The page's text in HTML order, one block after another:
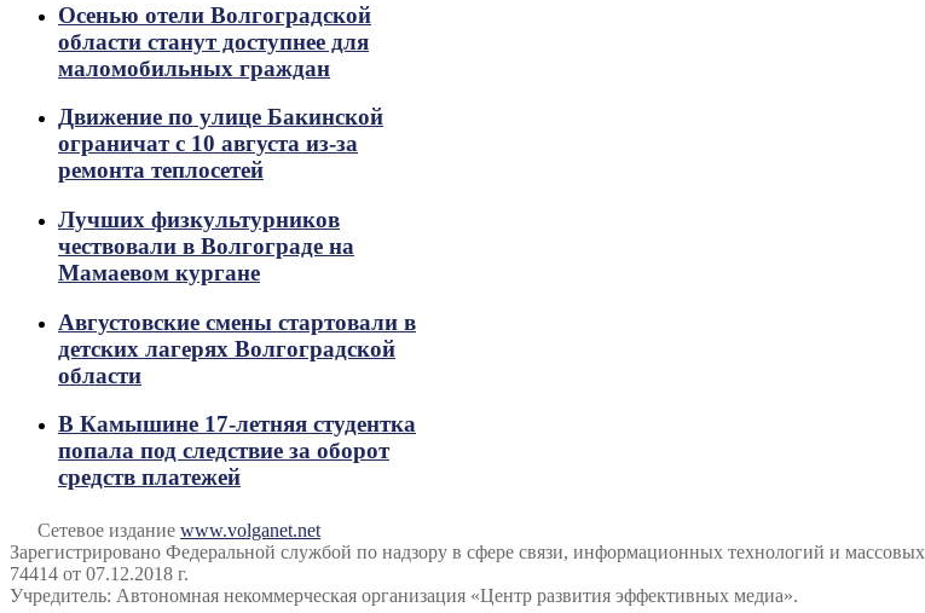
Осенью отели Волгоградской
области станут доступнее для
маломобильных граждан
Движение по улице Бакинской
ограничат с 10 августа из-за
ремонта теплосетей
Лучших физкультурников
чествовали в Волгограде на
Мамаевом кургане
Августовские смены стартовали в
детских лагерях Волгоградской
области
В Камышине 17-летняя студентка
попала под следствие за оборот
средств платежей
Сетевое издание www.volganet.net
Зарегистрировано Федеральной службой по надзору в сфере связи, информационных технологий и
74414 от 07.12.2018 г.
Учредитель: Автономная некоммерческая организация «Центр развития эффективных медиа».